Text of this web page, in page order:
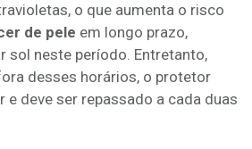
o que aumenta o risco
de pele em longo prazo,
sol neste período. Entretanto,
desses horários, o protetor
e deve ser repassado a cada duas